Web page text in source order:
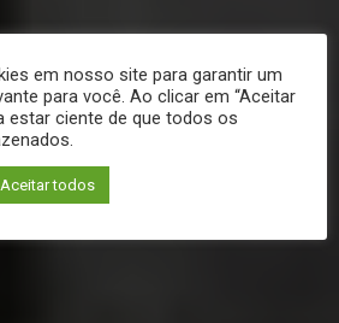
em nosso site para garantir um
para você. Ao clicar em “Aceitar
estar ciente de que todos os
Aceitar todos